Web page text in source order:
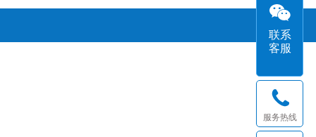
联系
客服
服务热线